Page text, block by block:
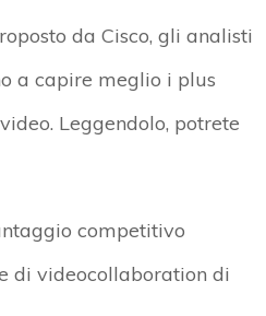
da Cisco, gli analisti
a capire meglio i plus
Leggendolo, potrete
competitivo
di videocollaboration di